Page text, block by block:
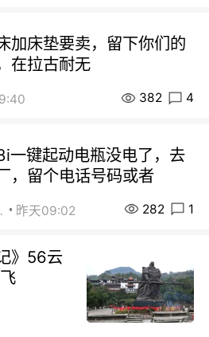
加床垫要卖，留下你们的
在拉古耐无
382 4
一键起动电瓶没电了，去
，留个电话号码或者
昨天09:02 282 1
》56云